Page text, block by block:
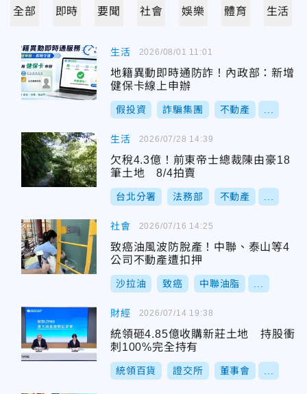
全部 即時 要聞 社會 娛樂 體育 生活
生活
地籍異動即時通防詐！內政部：新增
健保卡線上申辦
假投資 詐騙集團 不動產
2026/08/01 11:01
生活
欠稅4.3億！前東帝士總裁陳由豪18
筆土地 8/4拍賣
台北分署 法務部 不動產
2026/07/28 14:39
社會
致癌油風波防脫產！中聯、泰山等4
公司不動產遭扣押
沙拉油 致癌 中聯油脂
2026/07/16 14:25
財經
統領砸4.85億收購新莊土地 持股衝
刺100%完全持有
統領百貨 證交所 董事會
2026/07/14 19:38